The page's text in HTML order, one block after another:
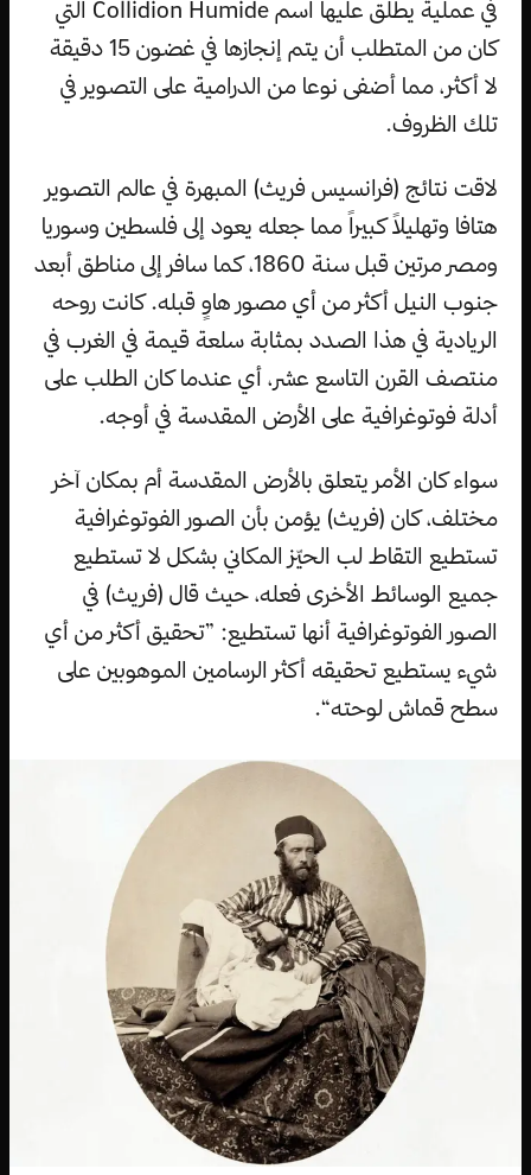
في عملية يطلق عليها اسم Collidion Humide التي
كان من المتطلب أن يتم إنجازها في غضون 15 دقيقة
لا أكثر، مما أضفى نوعا من الدرامية على التصوير في
تلك الظروف.
لاقت نتائج (فرانسيس فريث) المبهرة في عالم التصوير
هتافا وتهليلاً كبيراً مما جعله يعود إلى فلسطين وسوريا
ومصر مرتين قبل سنة 1860، كما سافر إلى مناطق أبعد
جنوب النيل أكثر من أي مصور هاوٍ قبله. كانت روحه
الريادية في هذا الصدد بمثابة سلعة قيمة في الغرب في
منتصف القرن التاسع عشر، أي عندما كان الطلب على
أدلة فوتوغرافية على الأرض المقدسة في أوجه.
سواء كان الأمر يتعلق بالأرض المقدسة أم بمكان آخر
مختلف، كان (فريث) يؤمن بأن الصور الفوتوغرافية
تستطيع التقاط لب الحيّز المكاني بشكل لا تستطيع
جميع الوسائط الأخرى فعله، حيث قال (فريث) في
الصور الفوتوغرافية أنها تستطيع: ”تحقيق أكثر من أي
شيء يستطيع تحقيقه أكثر الرسامين الموهوبين على
سطح قماش لوحته“.